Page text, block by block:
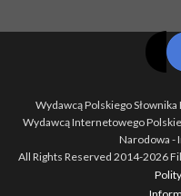
Wydawcą Polskiego
Wydawcą Internetowego
Narodowa -
All Rights Reserved 2014-2026